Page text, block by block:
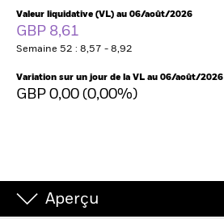
Notre société
Valeur liquidative (VL) au 06/août/2026
GBP 8,61
Semaine 52 : 8,57 - 8,92
Variation sur un jour de la VL au 06/août/2026
GBP 0,00 (0,00%)
Aperçu